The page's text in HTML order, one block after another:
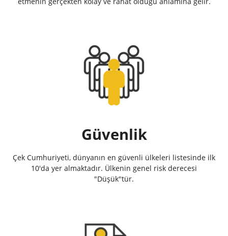
Güvenlik
Çek Cumhuriyeti, dünyanın en güvenli ülkeleri listesinde ilk
10'da yer almaktadır. Ülkenin genel risk derecesi
"Düşük"tür.